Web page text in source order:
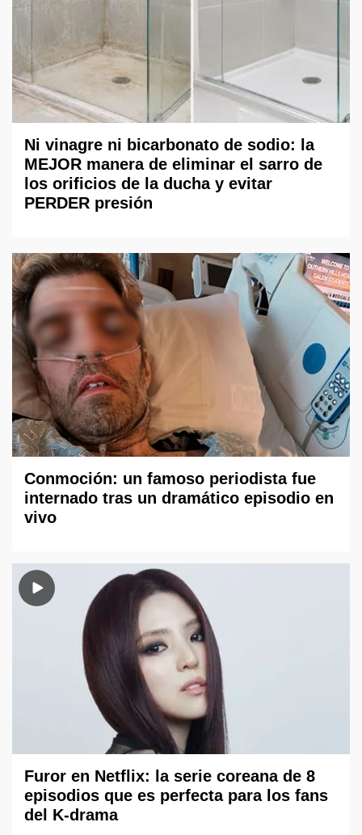
Ni vinagre ni bicarbonato de sodio: la
MEJOR manera de eliminar el sarro de
los orificios de la ducha y evitar
PERDER presión
Conmoción: un famoso periodista fue
internado tras un dramático episodio en
vivo
Furor en Netflix: la serie coreana de 8
episodios que es perfecta para los fans
del K-drama